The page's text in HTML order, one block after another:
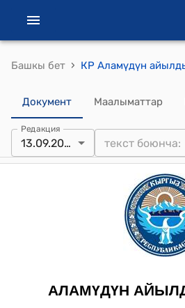
Башкы бет ›
Документ Маалыматтар
Редакция
13.09.2021